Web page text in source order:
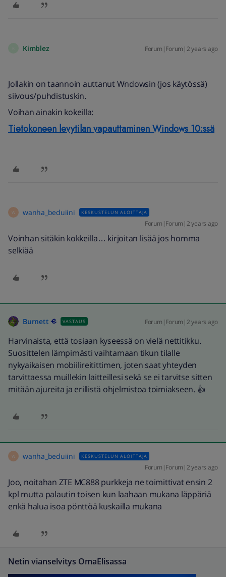
Kimblez Forum|Forum|2 years ago
Jollakin on taannoin auttanut Wndowsin (jos käytössä)
siivous/puhdistuskin.
Voihan ainakin kokeilla:
Tietokoneen levytilan vapauttaminen Windows 10:ssä
W wanha_beduiini KESKUSTELUN ALOITTAJA
Forum|Forum|2 years ago
Voinhan sitäkin kokkeilla… kirjoitan lisää jos homma
selkiää
Burnett VASTAUS Forum|Forum|2 years ago
Harvinaista, että tosiaan kyseessä on vielä nettitikku.
Suosittelen lämpimästi vaihtamaan tikun tilalle
nykyaikaisen mobiilireitittimen, joten saat yhteyden
tarvittaessa muillekin laitteillesi sekä se ei tarvitse sitten
mitään ajureita ja erillistä ohjelmistoa toimiakseen. 👍
W wanha_beduiini KESKUSTELUN ALOITTAJA
Forum|Forum|2 years ago
Joo, noitahan ZTE MC888 purkkeja ne toimittivat ensin 2
kpl mutta palautin toisen kun laahaan mukana läppäriä
enkä halua isoa pönttöä kuskailla mukana
Netin vianselvitys OmaElisassa